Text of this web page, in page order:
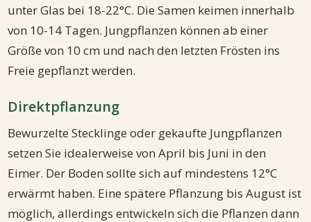
unter Glas bei 18-22°C. Die Samen keimen innerhalb
von 10-14 Tagen. Jungpflanzen können ab einer
Größe von 10 cm und nach den letzten Frösten ins
Freie gepflanzt werden.
Direktpflanzung
Bewurzelte Stecklinge oder gekaufte Jungpflanzen
setzen Sie idealerweise von April bis Juni in den
Eimer. Der Boden sollte sich auf mindestens 12°C
erwärmt haben. Eine spätere Pflanzung bis August ist
möglich, allerdings entwickeln sich die Pflanzen dann